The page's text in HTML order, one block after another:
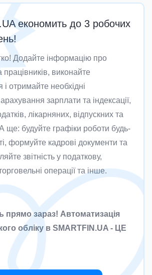
економить до 3 робочих
Додайте інформацію про
працівників, виконайте
отримайте необхідні
зарплати та індексації,
лікарняних, відпускних та
ще: будуйте графіки роботи будь-
формуйте кадрові документи та
звітність у податкову,
операції та інше.
прямо зараз! Автоматизація
обліку в SMARTFIN.UA - ЦЕ